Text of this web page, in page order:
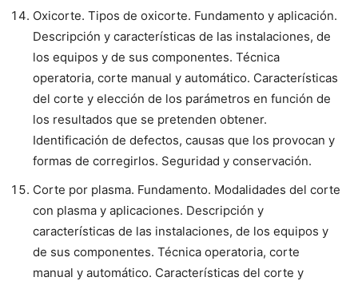
Oxicorte. Tipos de oxicorte. Fundamento y aplicación.
Descripción y características de las instalaciones, de
los equipos y de sus componentes. Técnica
operatoria, corte manual y automático. Características
del corte y elección de los parámetros en función de
los resultados que se pretenden obtener.
Identificación de defectos, causas que los provocan y
formas de corregirlos. Seguridad y conservación.
Corte por plasma. Fundamento. Modalidades del corte
con plasma y aplicaciones. Descripción y
características de las instalaciones, de los equipos y
de sus componentes. Técnica operatoria, corte
manual y automático. Características del corte y